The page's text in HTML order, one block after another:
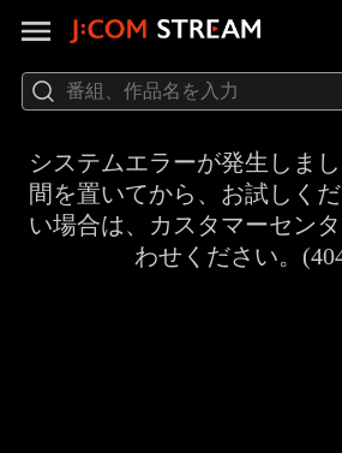
システムエラーが発生しま
間を置いてから、お試しく
い場合は、カスタマーセン
わせください。